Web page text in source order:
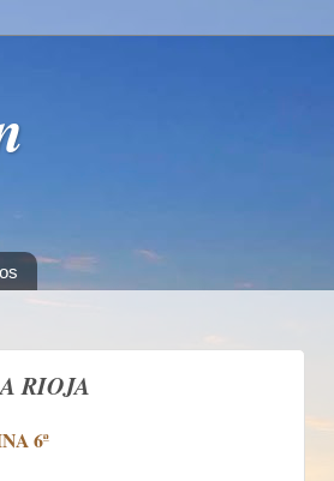
RIOJA
6ª